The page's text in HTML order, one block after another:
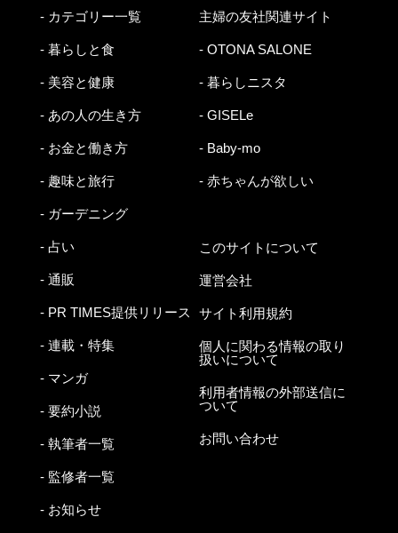
- カテゴリー一覧
- 暮らしと食
- 美容と健康
- あの人の生き方
- お金と働き方
- 趣味と旅行
- ガーデニング
- 占い
- 通販
- PR TIMES提供リリース
- 連載・特集
- マンガ
- 要約小説
- 執筆者一覧
- 監修者一覧
- お知らせ
主婦の友社関連サイト
- OTONA SALONE
- 暮らしニスタ
- GISELe
- Baby-mo
- 赤ちゃんが欲しい
このサイトについて
運営会社
サイト利用規約
個人に関わる情報の取り
扱いについて
利用者情報の外部送信に
ついて
お問い合わせ